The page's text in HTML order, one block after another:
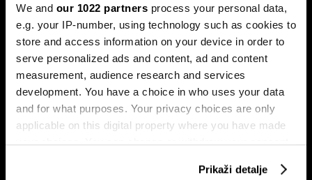
We and our 1022 partners process your personal data,
e.g. your IP-number, using technology such as cookies to
store and access information on your device in order to
serve personalized ads and content, ad and content
measurement, audience research and services
development. You have a choice in who uses your data
and for what purposes. Your privacy choices are only
applicable on this digital property where you have made
your choices. You can change or withdraw your consent
Prikaži detalje
Banke traže veći limit za potrošačke
kredite: Prag od 50.000 KM prenizak
Banke u Bosni i Hercegovini (BiH) traže povećanje limita za
potrošačke, odnosno nenamjenske kredite sa sadašnjih
50.000 KM, tvrdeći da taj prag više ne odgovara rastu
plata i životnih troškova.